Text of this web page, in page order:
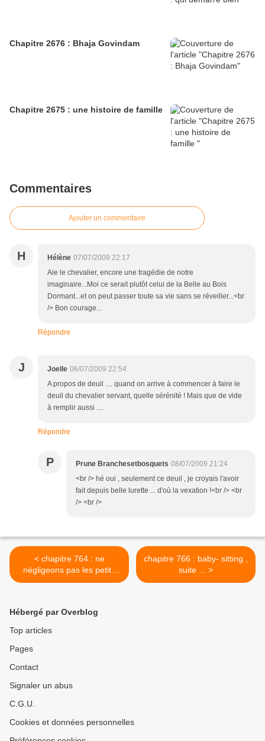
Chapitre 2676 : Bhaja Govindam
Chapitre 2675 : une histoire de famille
Commentaires
Ajouter un commentaire
H Hélène 07/07/2009 22:17
Aie le chevalier, encore une tragédie de notre
imaginaire...Moi ce serait plutôt celui de la Belle au Bois
Dormant...et on peut passer toute sa vie sans se réveiller...<br
/> Bon courage...
Répondre
J Joelle 06/07/2009 22:54
A propos de deuil .... quand on arrive à commencer à faire le
deuil du chevalier servant, quelle sérénité ! Mais que de vide
à remplir aussi ....
Répondre
P Prune Branchesetbosquets 08/07/2009 21:24
<br /> hé oui , seulement ce deuil , je croyais l'avoir
fait depuis belle lurette ... d'où la vexation !<br /> <br
/> <br />
< chapitre 764 : ne
négligeons pas les petits
plaisirs
chapitre 766 : baby- sitting ,
suite ... >
Hébergé par Overblog
Top articles
Pages
Contact
Signaler un abus
C.G.U.
Cookies et données personnelles